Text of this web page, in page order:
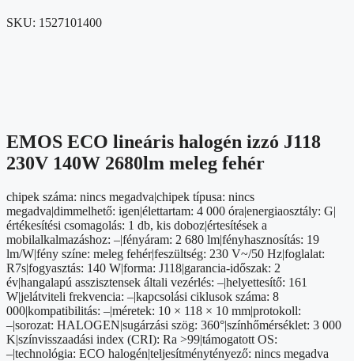
SKU: 1527101400
EMOS ECO lineáris halogén izzó J118
230V 140W 2680lm meleg fehér
chipek száma: nincs megadva|chipek típusa: nincs
megadva|dimmelhető: igen|élettartam: 4 000 óra|energiaosztály: G|
értékesítési csomagolás: 1 db, kis doboz|értesítések a
mobilalkalmazáshoz: –|fényáram: 2 680 lm|fényhasznosítás: 19
lm/W|fény színe: meleg fehér|feszültség: 230 V~/50 Hz|foglalat:
R7s|fogyasztás: 140 W|forma: J118|garancia-időszak: 2
év|hangalapú asszisztensek általi vezérlés: –|helyettesítő: 161
W|jelátviteli frekvencia: –|kapcsolási ciklusok száma: 8
000|kompatibilitás: –|méretek: 10 × 118 × 10 mm|protokoll:
–|sorozat: HALOGEN|sugárzási szög: 360°|színhőmérséklet: 3 000
K|színvisszaadási index (CRI): Ra >99|támogatott OS:
–|technológia: ECO halogén|teljesítménytényező: nincs megadva